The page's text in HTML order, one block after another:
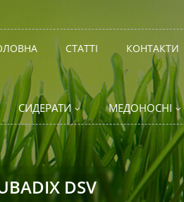
СТАТТІ КОНТАКТИ
СИДЕРАТИ МЕДОНОСНІ
DSV